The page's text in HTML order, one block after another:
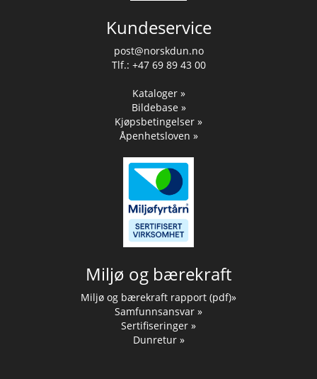
Kundeservice
post@norskdun.no
Tlf.: +47 69 89 43 00
Kataloger »
Bildebase »
Kjøpsbetingelser »
Åpenhetsloven »
Miljø og bærekraft
Miljø og bærekraft rapport (pdf)»
Samfunnsansvar »
Sertifiseringer »
Dunretur »